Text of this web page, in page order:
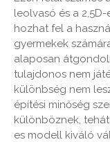
leolvasó és a
hozhat fel a
gyermekek
alaposan
tulajdonos nem
különbség nem
építési minőség
különböznek,
es modell kiváló